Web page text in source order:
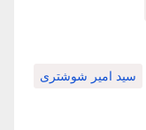
سید امیر شوشتری